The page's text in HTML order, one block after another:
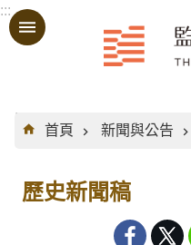
跳到主要內容區塊
:::
:::
首頁
新聞與公告
歷史新聞稿